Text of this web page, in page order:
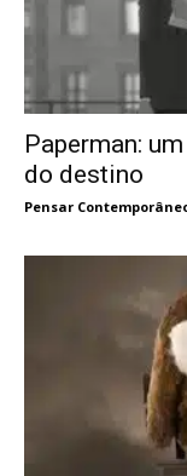
Paperman:
do destino
Pensar